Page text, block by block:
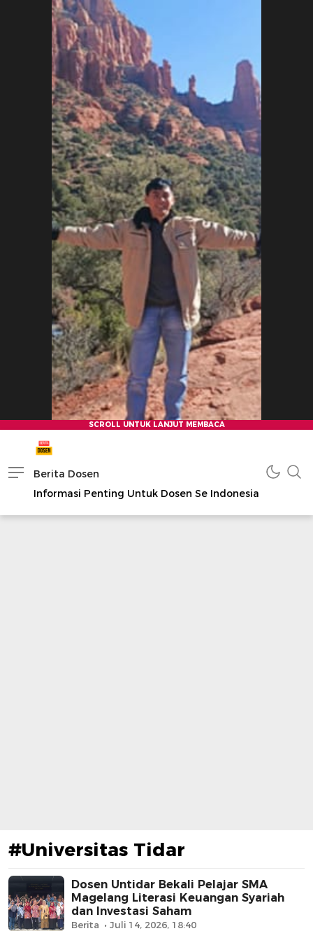
Berita Dosen
Informasi Penting Untuk Dosen Se Indonesia
#Universitas Tidar
Dosen Untidar Bekali Pelajar SMA
Magelang Literasi Keuangan Syariah
dan Investasi Saham
Berita Juli 14, 2026, 18:40